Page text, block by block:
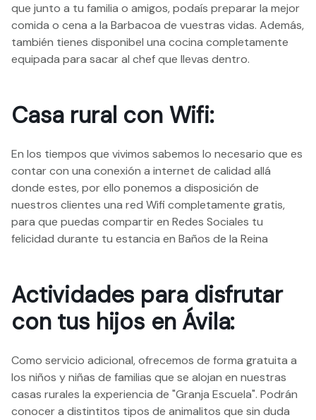
que junto a tu familia o amigos, podaís preparar la mejor
comida o cena a la Barbacoa de vuestras vidas. Además,
también tienes disponibel una cocina completamente
equipada para sacar al chef que llevas dentro.
Casa rural con Wifi:
En los tiempos que vivimos sabemos lo necesario que es
contar con una conexión a internet de calidad allá
donde estes, por ello ponemos a disposición de
nuestros clientes una red Wifi completamente gratis,
para que puedas compartir en Redes Sociales tu
felicidad durante tu estancia en Baños de la Reina
Actividades para disfrutar
con tus hijos en Ávila:
Como servicio adicional, ofrecemos de forma gratuita a
los niños y niñas de familias que se alojan en nuestras
casas rurales la experiencia de "Granja Escuela". Podrán
conocer a distintitos tipos de animalitos que sin duda